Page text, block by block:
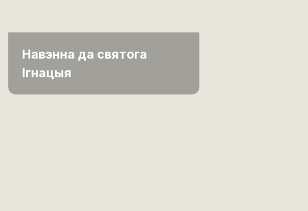
Навэнна да святога
Ігнацыя